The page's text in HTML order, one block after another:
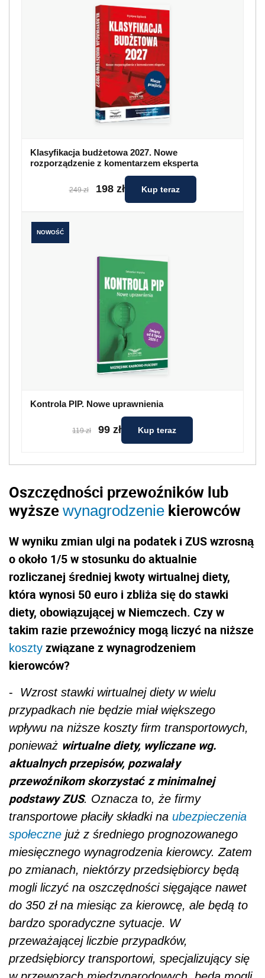
Klasyfikacja budżetowa 2027. Nowe
rozporządzenie z komentarzem eksperta
249 zł 198 zł Kup teraz
NOWOŚĆ
Kontrola PIP. Nowe uprawnienia
119 zł 99 zł Kup teraz
Oszczędności przewoźników lub
wyższe wynagrodzenie kierowców
W wyniku zmian ulgi na podatek i ZUS wzrosną
o około 1/5 w stosunku do aktualnie
rozliczanej średniej kwoty wirtualnej diety,
która wynosi 50 euro i zbliża się do stawki
diety, obowiązującej w Niemczech. Czy w
takim razie przewoźnicy mogą liczyć na niższe
koszty związane z wynagrodzeniem
kierowców?
-
Wzrost stawki wirtualnej diety w wielu
przypadkach nie będzie miał większego
wpływu na niższe koszty firm transportowych,
ponieważ wirtualne diety, wyliczane wg.
aktualnych przepisów, pozwalały
przewoźnikom skorzystać z minimalnej
podstawy ZUS. Oznacza to, że firmy
transportowe płaciły składki na ubezpieczenia
społeczne już z średniego prognozowanego
miesięcznego wynagrodzenia kierowcy. Zatem
po zmianach, niektórzy przedsiębiorcy będą
mogli liczyć na oszczędności sięgające nawet
do 350 zł na miesiąc za kierowcę, ale będą to
bardzo sporadyczne sytuacje. W
przeważającej liczbie przypadków,
przedsiębiorcy transportowi, specjalizujący się